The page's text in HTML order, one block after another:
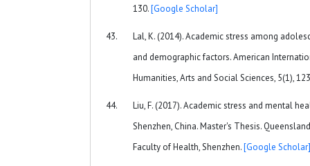
130.[Google Scholar]
Lal, K. (2014). Academic stress among
and demographic factors. American
Humanities, Arts and Social Sciences, 5(1),
Liu, F. (2017). Academic stress and mental
Shenzhen, China. Master's Thesis.
Faculty of Health, Shenzhen.[Google Scholar]